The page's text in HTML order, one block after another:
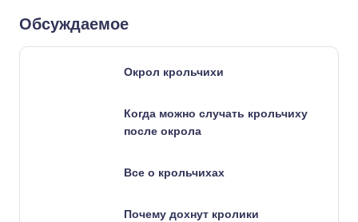
Обсуждаемое
Окрол крольчихи
Когда можно случать крольчиху
после окрола
Все о крольчихах
Почему дохнут кролики